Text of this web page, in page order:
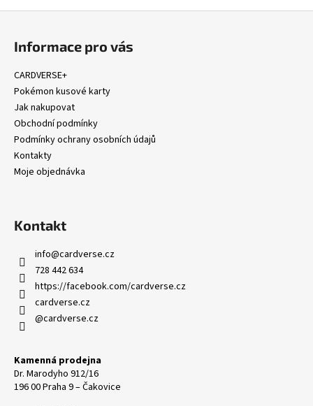
Informace pro vás
CARDVERSE+
Pokémon kusové karty
Jak nakupovat
Obchodní podmínky
Podmínky ochrany osobních údajů
Kontakty
Moje objednávka
Kontakt
info@cardverse.cz
728 442 634
https://facebook.com/cardverse.cz
cardverse.cz
@cardverse.cz
Kamenná prodejna
Dr. Marodyho 912/16
196 00 Praha 9 – Čakovice